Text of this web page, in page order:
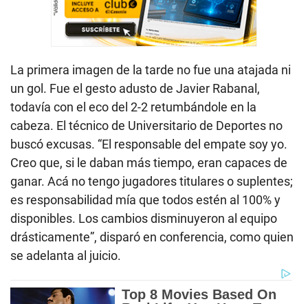
La primera imagen de la tarde no fue una atajada ni
un gol. Fue el gesto adusto de Javier Rabanal,
todavía con el eco del 2-2 retumbándole en la
cabeza. El técnico de Universitario de Deportes no
buscó excusas. “El responsable del empate soy yo.
Creo que, si le daban más tiempo, eran capaces de
ganar. Acá no tengo jugadores titulares o suplentes;
es responsabilidad mía que todos estén al 100% y
disponibles. Los cambios disminuyeron al equipo
drásticamente”, disparó en conferencia, como quien
se adelanta al juicio.